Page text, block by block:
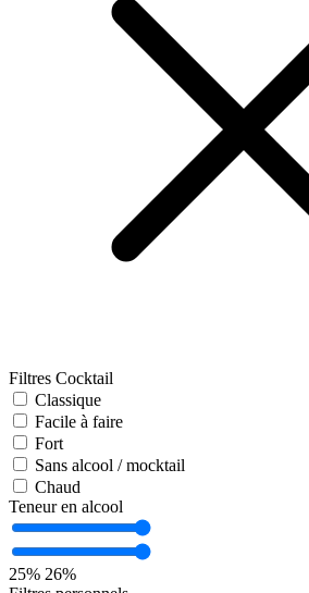
Filtres Cocktail
Classique
Facile à faire
Fort
Sans alcool / mocktail
Chaud
Teneur en alcool
25% 26%